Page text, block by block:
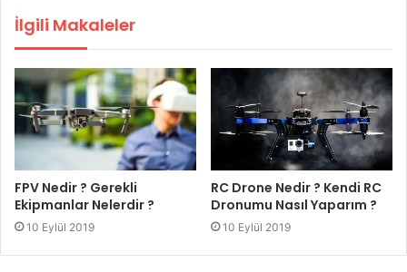
DJI FPV Drone Hakkındaki Tüm Detaylar
İlgili Makaleler
FPV Nedir ? Gerekli
Ekipmanlar Nelerdir ?
10 Eylül 2019
RC Drone Nedir ? Kendi RC
Dronumu Nasıl Yaparım ?
10 Eylül 2019